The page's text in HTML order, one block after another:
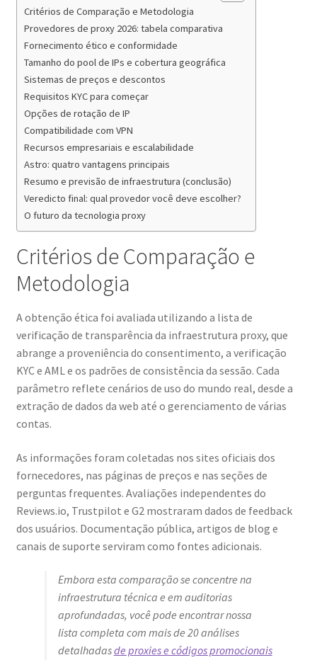
Critérios de Comparação e Metodologia
Provedores de proxy 2026: tabela comparativa
Fornecimento ético e conformidade
Tamanho do pool de IPs e cobertura geográfica
Sistemas de preços e descontos
Requisitos KYC para começar
Opções de rotação de IP
Compatibilidade com VPN
Recursos empresariais e escalabilidade
Astro: quatro vantagens principais
Resumo e previsão de infraestrutura (conclusão)
Veredicto final: qual provedor você deve escolher?
O futuro da tecnologia proxy
Critérios de Comparação e
Metodologia
A obtenção ética foi avaliada utilizando a lista de
verificação de transparência da infraestrutura proxy, que
abrange a proveniência do consentimento, a verificação
KYC e AML e os padrões de consistência da sessão. Cada
parâmetro reflete cenários de uso do mundo real, desde a
extração de dados da web até o gerenciamento de várias
contas.
As informações foram coletadas nos sites oficiais dos
fornecedores, nas páginas de preços e nas seções de
perguntas frequentes. Avaliações independentes do
Reviews.io, Trustpilot e G2 mostraram dados de feedback
dos usuários. Documentação pública, artigos de blog e
canais de suporte serviram como fontes adicionais.
Embora esta comparação se concentre na
infraestrutura técnica e em auditorias
aprofundadas, você pode encontrar nossa
lista completa com mais de 20 análises
detalhadasde proxies e códigos promocionais